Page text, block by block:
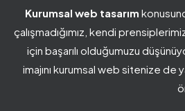
Kurumsal web tasarım
çalışmadığımız, kendi
için başarılı olduğumuzu
imajını kurumsal web sitenize de